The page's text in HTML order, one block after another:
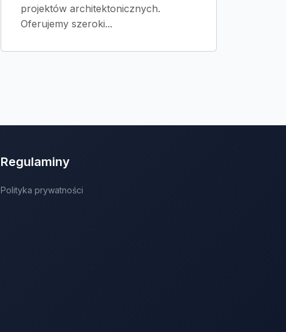
projektów architektonicznych.
Oferujemy szeroki...
Regulaminy
Polityka prywatności